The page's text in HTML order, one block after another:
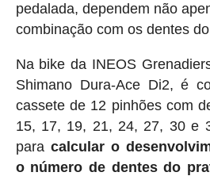
pedalada, dependem não
combinação com os dentes
Na bike da INEOS
Shimano Dura-Ace Di2, é
cassete de 12 pinhões com
15, 17, 19, 21, 24, 27, 30 e
para calcular o
o número de dentes do